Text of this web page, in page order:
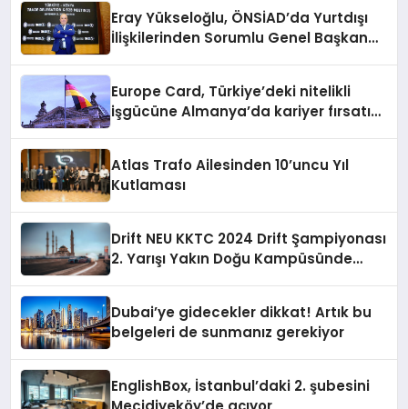
Eray Yükseloğlu, ÖNSİAD’da Yurtdışı
İlişkilerinden Sorumlu Genel Başkan
Europe Card, Türkiye’deki nitelikli
işgücüne Almanya’da kariyer fırsatı
Atlas Trafo Ailesinden 10’uncu Yıl
Kutlaması
Drift NEU KKTC 2024 Drift Şampiyonası
2. Yarışı Yakın Doğu Kampüsünde
Dubai’ye gidecekler dikkat! Artık bu
belgeleri de sunmanız gerekiyor
EnglishBox, İstanbul’daki 2. şubesini